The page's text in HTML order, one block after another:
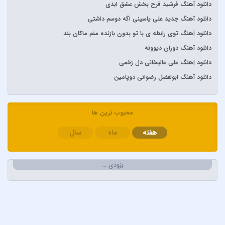
آرون افشار
آصف آریا
آیتوکان
آیسم
ابراهیم تاتلیسس
ابی دولابی
اپیکور و امین امینم
احسان دریادل
دانلود آهنگ فرشید فرح بخش عشق ابدی
دانلود آهنگ جدید علی یاسینی اگه دوسم داشتی
دانلود آهنگ توی رابطه ی با تو بدون بازنده منم ماکان بند
دانلود آهنگ دوران دیوونه
دانلود آهنگ علی عالیخانی دل زخمی
دانلود آهنگ ابولفضل رضوانی دوپامین
محبوب ترین ها
هفته ماه سال
بزودی …